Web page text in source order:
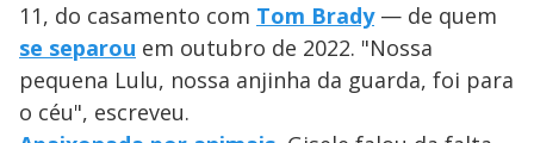
11, do casamento com Tom Brady— de quem
se separou em outubro de 2022. "Nossa
pequena Lulu, nossa anjinha da guarda, foi para
o céu", escreveu.